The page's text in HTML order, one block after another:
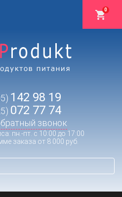
0
142 98 19
072 77 74
звонок
пн.-пт. с 10:00 до 17:00
заказа от 8 000 руб.